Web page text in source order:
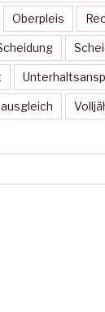
Oberpleis